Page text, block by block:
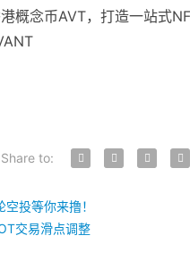
概念币AVT，打造一站式
Share to:
投等你来撸！
交易滑点调整